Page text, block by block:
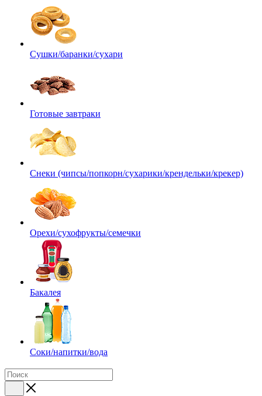
Сушки/баранки/сухари
Готовые завтраки
Снеки (чипсы/попкорн/сухарики/крендельки/крекер)
Орехи/сухофрукты/семечки
Бакалея
Соки/напитки/вода